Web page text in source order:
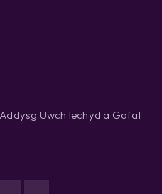
Uwch Iechyd a Gofal